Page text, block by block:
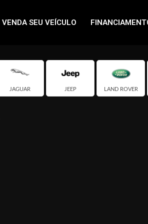
VENDA SEU VEÍCULO
JAGUAR JEEP LAND ROVER